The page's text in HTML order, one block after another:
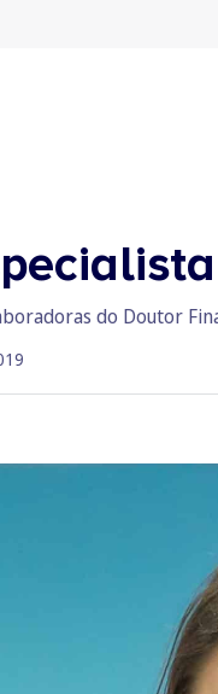
do Doutor